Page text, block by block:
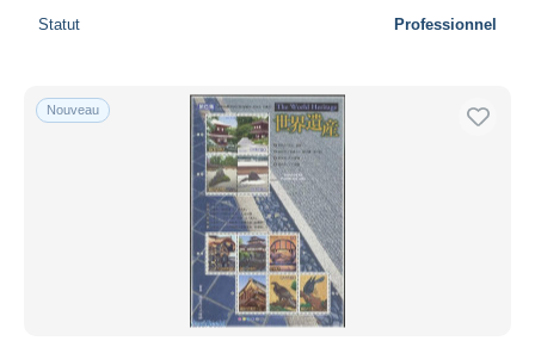
Statut Professionnel
Nouveau